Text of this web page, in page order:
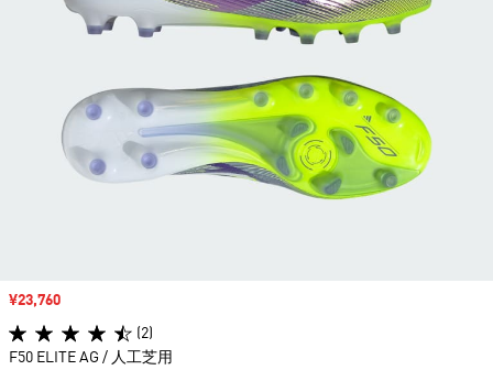
セール価格
¥23,760
(2)
F50 ELITE AG / 人工芝用